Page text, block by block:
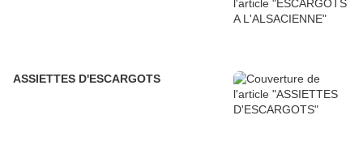
ASSIETTES D'ESCARGOTS